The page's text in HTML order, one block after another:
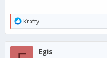
R
e
a
c
Krafty
Egis